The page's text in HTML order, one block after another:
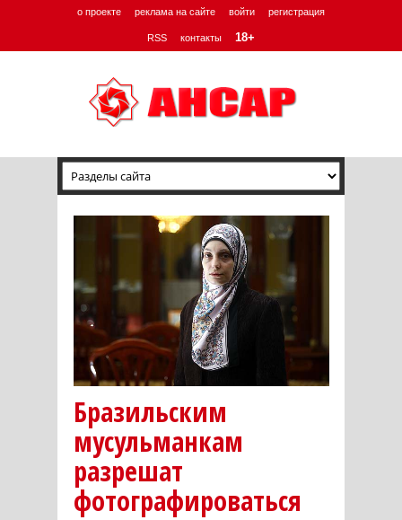
о проекте реклама на сайте войти регистрация
RSS контакты 18+
Бразильским
мусульманкам
разрешат
фотографироваться